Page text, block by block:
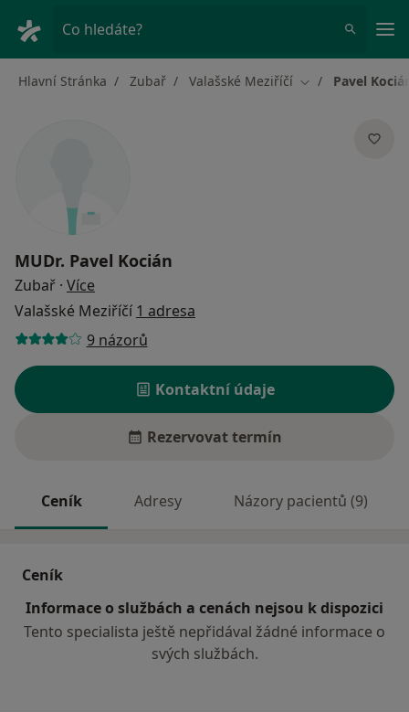
Co hledáte?
Hlavní Stránka Zubař Valašské Meziříčí Změna města
Pavel
MUDr. Pavel Kocián
Zubař · Více
Valašské Meziříčí 1 adresa
9 názorů
Kontaktní údaje
Rezervovat termín
Ceník Adresy Názory pacientů (9)
Ceník
Informace o službách a cenách nejsou k dispozici
Tento specialista ještě nepřidával žádné informace o
svých službách.